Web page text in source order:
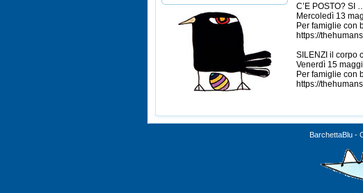
C’E POSTO? SI
Mercoledì 13
Per famiglie con
https://
SILENZI il corpo
Venerdì 15
Per famiglie con
https://
BarchettaBlu -